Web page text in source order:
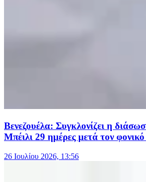
Βενεζουέλα: Συγκλονίζει η
Μπέιλι 29 ημέρες μετά τον φονικό
26 Ιουλίου 2026, 13:56